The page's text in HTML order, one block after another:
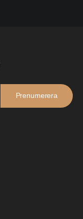
Prenumerera